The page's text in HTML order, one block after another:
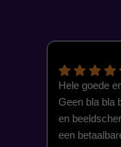
Hele goede
Geen bla bla
en
een